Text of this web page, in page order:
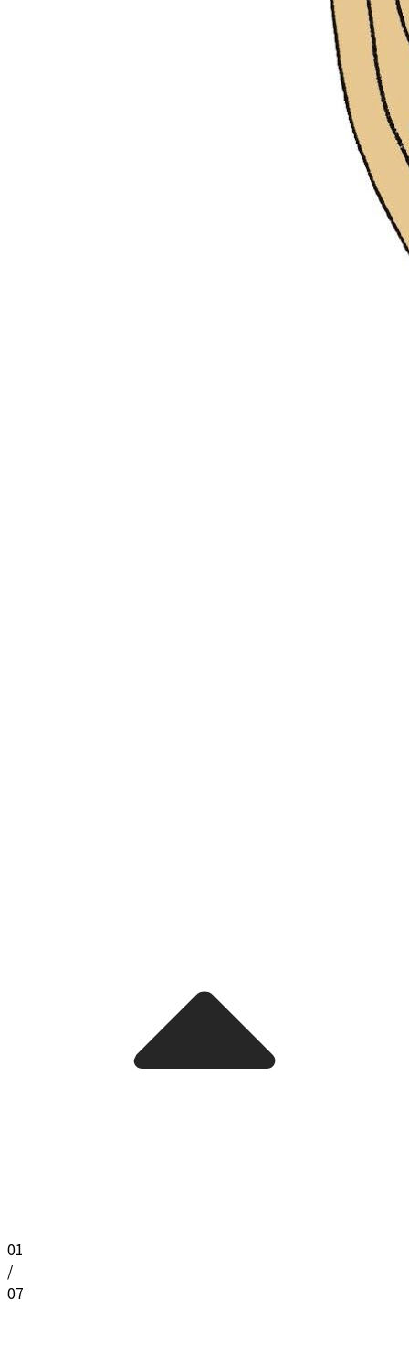
01
/
07